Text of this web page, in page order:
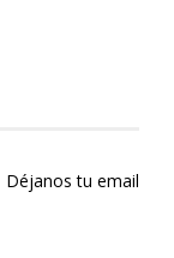
Déjanos tu email